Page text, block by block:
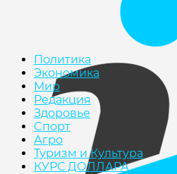
Политика
Экономика
Мир
Редакция
Здоровье
Cпорт
Агро
Туризм и Культура
КУРС ДОЛЛАРА